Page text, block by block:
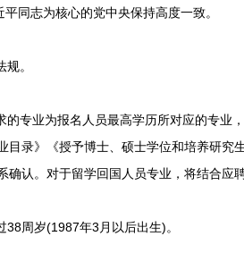
同志为核心的党中央保持高度一致。
。
业为报名人员最高学历所对应的专业
目录》《授予博士、硕士学位和培养研究
确认。对于留学回国人员专业，将结合应
周岁(1987年3月以后出生)。